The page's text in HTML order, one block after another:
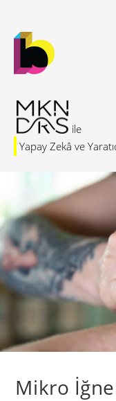
Yapay Zekâ ve
Mikro